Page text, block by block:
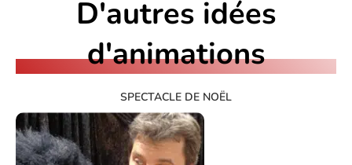
D'autres idées
d'animations
SPECTACLE DE NOËL